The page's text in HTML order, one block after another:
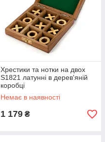
Хрестики та нотки на двох
S1821 латунні в дерев'яній
коробці
Немає в наявності
1 179 ₴